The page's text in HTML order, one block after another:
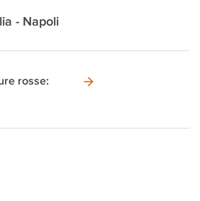
- Napoli
rosse: